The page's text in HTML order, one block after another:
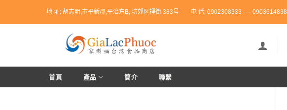
地 址: 胡志明,市平新郡,平治东B, 坊郊区裡街 383号 电 话: 0902308333 ---- 0903614838
首頁 產品 簡介 聯繫